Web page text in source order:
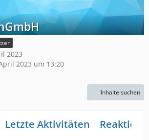
2023
2023 um 13:20
Inhalte suchen
Letzte Aktivitäten